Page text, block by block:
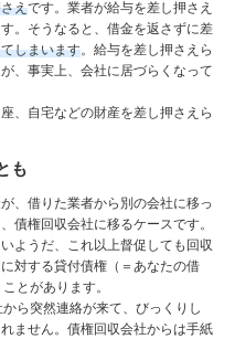
えです。業者が給与を差し押さえ
。そうなると、借金を返さずに差
しまいます。給与を差し押さえら
、事実上、会社に居づらくなって
、自宅などの財産を差し押さえら
も
、借りた業者から別の会社に移っ
債権回収会社に移るケースです。
ようだ、これ以上督促しても回収
対する貸付債権（＝あなたの借
とがあります。
ら突然連絡が来て、びっくりし
ません。債権回収会社からは手紙